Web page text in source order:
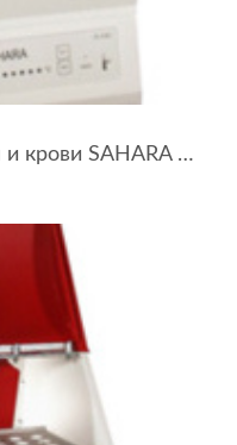
Размораживатель плазмы и крови SAHARA MAXITHERM